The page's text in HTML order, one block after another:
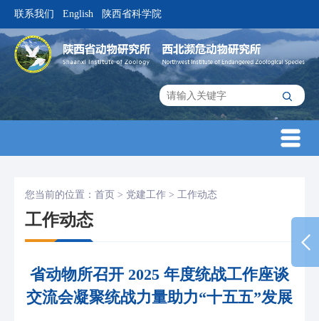
联系我们 English 陕西省科学院
您当前的位置： 首页 > 党建工作 > 工作动态
工作动态
省动物所召开 2025 年度统战工作座谈
交流会凝聚统战力量助力“十五五”发展